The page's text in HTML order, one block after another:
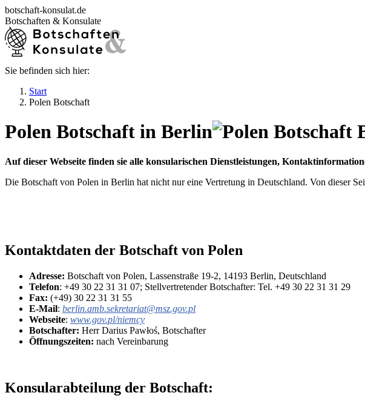
Zum
Inhalt
springen
botschaft-konsulat.de
Botschaften & Konsulate
Startseite
Botschaften im Ausland
Konsulate in Deutschland
Visum beantragen
Ratgeber
Sie befinden sich hier:
Start
Polen Botschaft
Polen Botschaft in Berlin
Auf dieser Webseite finden sie alle konsularischen Dienstleistungen,
Die Botschaft von Polen in Berlin hat nicht nur eine Vertretung in Deutschland. Von dieser
Kontaktdaten der Botschaft von Polen
Adresse: Botschaft von Polen, Lassenstraße 19-2, 14193 Berlin, Deutschland
Telefon: +49 30 22 31 31 07; Stellvertretender Botschafter: Tel. +49 30 22 31 31 29
Fax: (+49) 30 22 31 31 55
E-Mail: berlin.amb.sekretariat@msz.gov.pl
Webseite: www.gov.pl/niemcy
Botschafter: Herr Darius Pawłoś, Botschafter
Öffnungszeiten: nach Vereinbarung
Konsularabteilung der Botschaft: